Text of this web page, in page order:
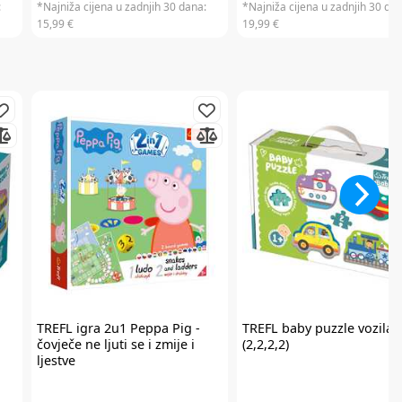
*Najniža cijena u zadnjih 30 dana:
15,99 €
*Najniža cijena u zadnjih 30
19,99 €
TREFLigra 2u1 Peppa Pig -
čovječe ne ljuti se i zmije i
ljestve
TREFL baby puzzle vozila
(2,2,2,2)